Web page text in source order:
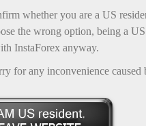
whether you are a US
the wrong option, being a
InstaForex anyway.
for any inconvenience caused